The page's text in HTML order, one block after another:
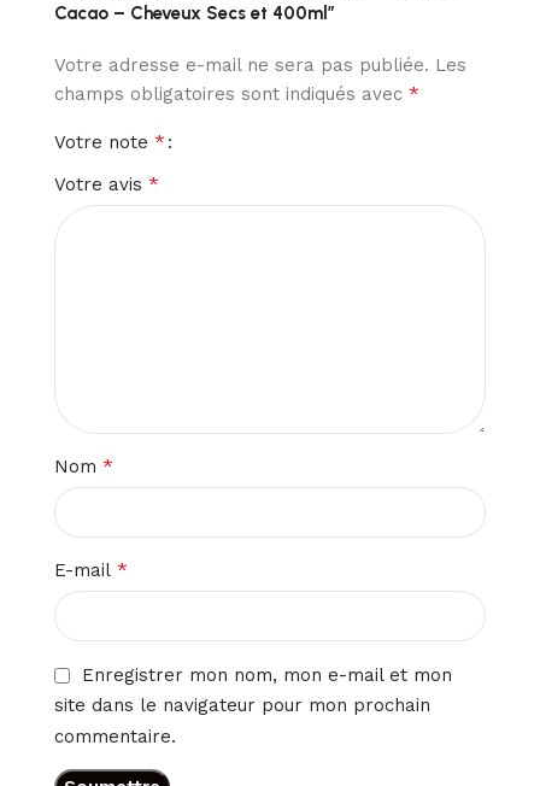
Cacao – Cheveux Secs et 400ml”
Votre adresse e-mail ne sera pas publiée. Les
champs obligatoires sont indiqués avec *
Votre note *
Votre avis *
Nom *
E-mail *
Enregistrer mon nom, mon e-mail et mon
site dans le navigateur pour mon prochain
commentaire.